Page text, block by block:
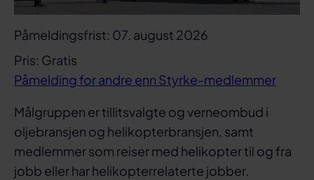
Påmeldingsfrist: 07. august 2026
Pris: Gratis
Påmelding for andre enn Styrke-medlemmer
Målgruppen er tillitsvalgte og verneombud i
oljebransjen og helikopterbransjen, samt
medlemmer som reiser med helikopter til og fra
jobb eller har helikopterrelaterte jobber.